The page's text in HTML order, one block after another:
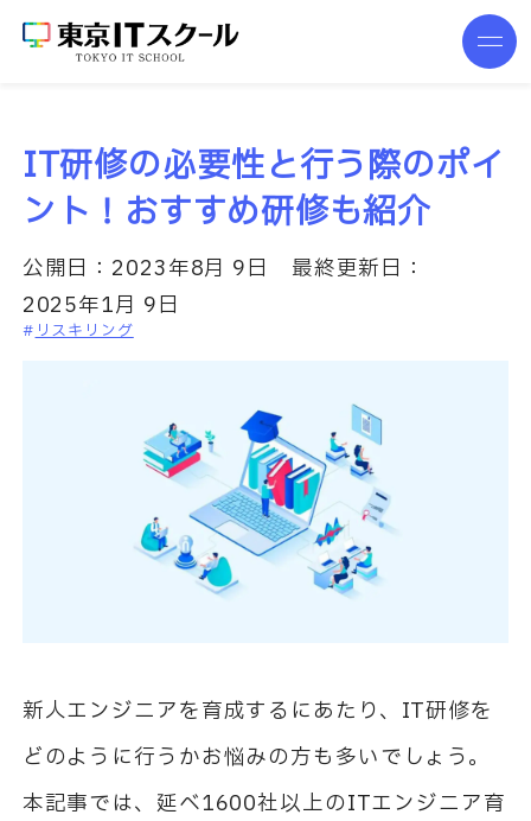
IT研修の必要性と行う際のポイ
ント！おすすめ研修も紹介
公開日： 2023年8月 9日
最終更新日：
2025年1月 9日
リスキリング
新人エンジニアを育成するにあたり、 IT研修を
どのように行うかお悩みの方も多いでしょう。
本記事では、延べ1600社以上のITエンジニア育